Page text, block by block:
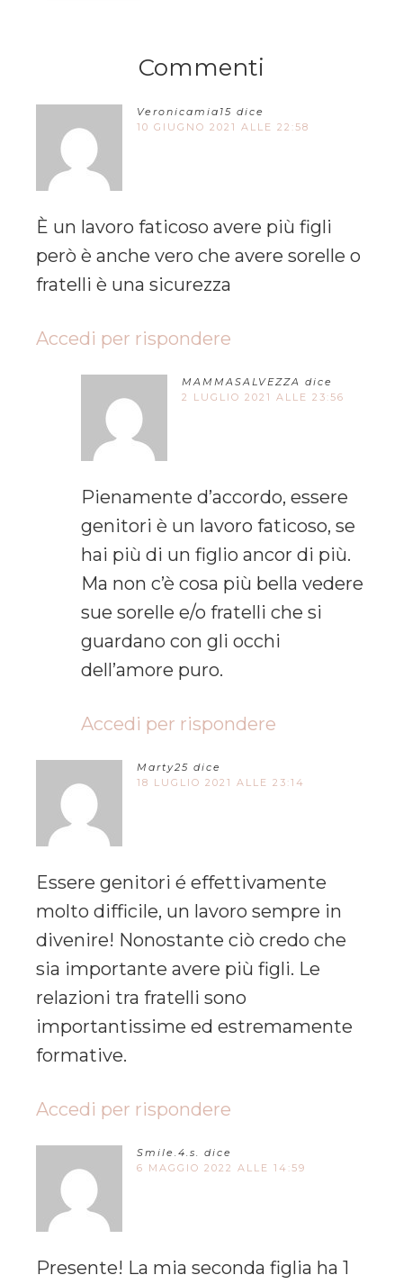
Commenti
Veronicamia15 dice
10 GIUGNO 2021 ALLE 22:58
È un lavoro faticoso avere più figli
però è anche vero che avere sorelle o
fratelli è una sicurezza
Accedi per rispondere
MAMMASALVEZZA dice
2 LUGLIO 2021 ALLE 23:56
Pienamente d’accordo, essere
genitori è un lavoro faticoso, se
hai più di un figlio ancor di più.
Ma non c’è cosa più bella vedere
sue sorelle e/o fratelli che si
guardano con gli occhi
dell’amore puro.
Accedi per rispondere
Marty25 dice
18 LUGLIO 2021 ALLE 23:14
Essere genitori é effettivamente
molto difficile, un lavoro sempre in
divenire! Nonostante ciò credo che
sia importante avere più figli. Le
relazioni tra fratelli sono
importantissime ed estremamente
formative.
Accedi per rispondere
Smile.4.s.
dice
6 MAGGIO 2022 ALLE 14:59
Presente! La mia seconda figlia ha 1